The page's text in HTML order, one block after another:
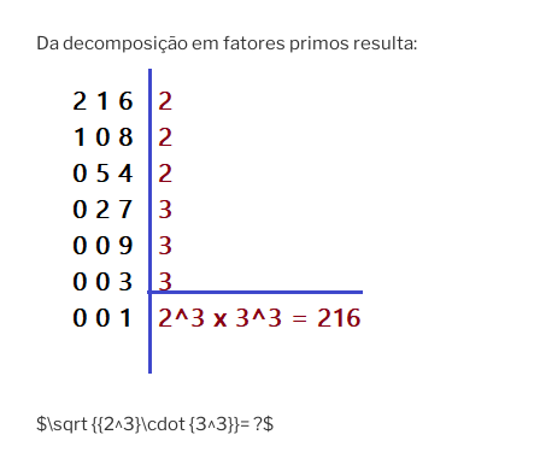
Da decomposição em fatores primos resulta:
$\sqrt {{2^3}\cdot {3^3}}= ?$